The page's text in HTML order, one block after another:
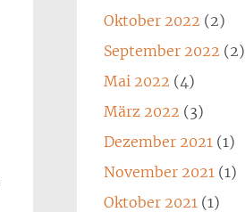
Oktober 2022 (2)
September 2022 (2)
Mai 2022 (4)
März 2022 (3)
Dezember 2021(1)
November 2021(1)
Oktober 2021(1)